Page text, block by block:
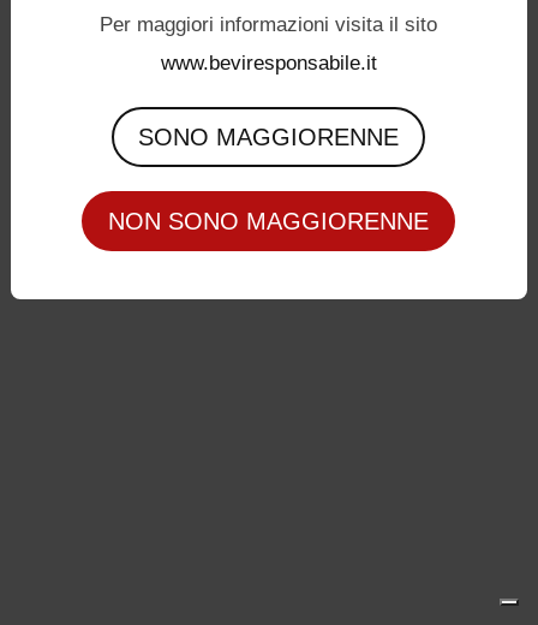
Seguici su
P.I. 01994920302
Per maggiori informazioni visita il sito
www.beviresponsabile.it
SONO MAGGIORENNE
NON SONO MAGGIORENNE